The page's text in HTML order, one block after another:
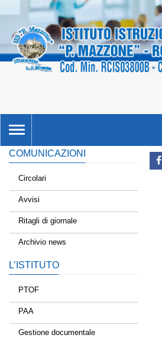
TOGGLE
NAVIGATION
COMUNICAZIONI
Circolari
Avvisi
Ritagli di giornale
Archivio news
L’ISTITUTO
PTOF
PAA
Gestione documentale